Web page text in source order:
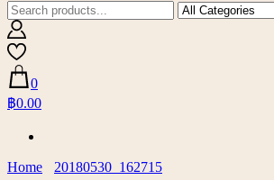
0
฿0.00
Home 20180530_162715